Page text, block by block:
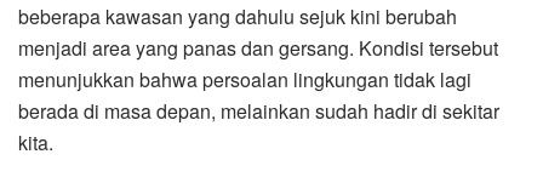
beberapa kawasan yang dahulu sejuk kini berubah
menjadi area yang panas dan gersang. Kondisi tersebut
menunjukkan bahwa persoalan lingkungan tidak lagi
berada di masa depan, melainkan sudah hadir di sekitar
kita.